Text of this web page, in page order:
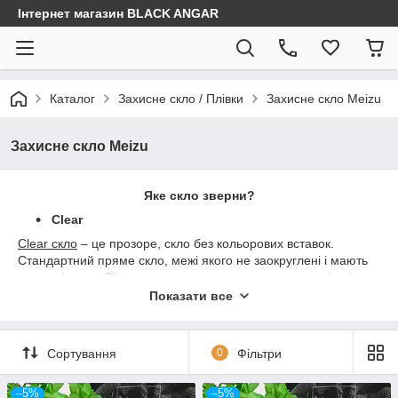
Інтернет магазин BLACK ANGAR
Каталог Захисне скло / Плівки Захисне скло Meizu
Захисне скло Meizu
Яке скло зверни?
Clear
Clear скло – це прозоре, скло без кольорових вставок.
Стандартний пряме скло, межі якого не заокруглені і мають
гостру форму. Clear скло використовується для телефонів з
прямимо екраном старих або бюджетних моделей. Clear
особливих властивостей, лише захист і не змінює зовнішній
вигляд смартфона.
Зазвичай має кольорові краї. Це сучасне скло, яке є
Показати все
Сортування 0 Фільтри
–5% –5%